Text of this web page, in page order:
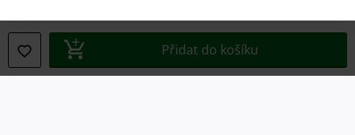
Přidat do košíku
Informace o přístupnosti